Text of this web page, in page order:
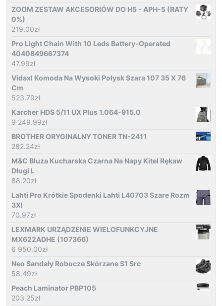
ZOOM ZESTAW AKCESORIÓW DO H5 - APH-5 (RATY
0%)
219.00zł
Pro Light Chain With 10 Leds Battery-Operated
4040849667374
47.99zł
Vidaxl Komoda Na Wysoki Połysk Szara 107 35 X 76
Cm
523.79zł
Karcher HDS 5/11 UX Plus 1.064-915.0
9 249.99zł
BROTHER ORYGINALNY TONER TN-2411
282.24zł
M&C Bluza Kucharska Czarna Na Napy Kitel Rękaw
Długi L
88.20zł
Lahti Pro Krótkie Spodenki Lahti L40703 Szare Rozm
3Xl
70.97zł
LEXMARK URZĄDZENIE WIELOFUNKCYJNE
MX622ADHE (107366)
6 950.00zł
Neo Sandały Robocze Skórzane S1 Src
58.49zł
Peach Laminator PBP105
203.25zł